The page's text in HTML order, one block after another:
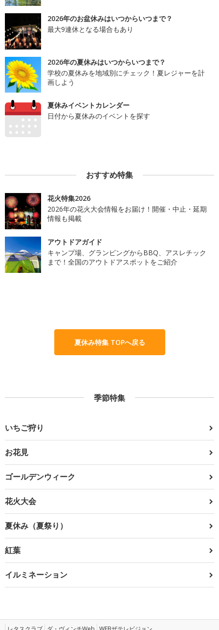
2026年のお盆休みはいつからいつまで？
最大9連休となる場合もあり
2026年の夏休みはいつからいつまで？
学校の夏休みを地域別にチェック！夏レジャーを計
画しよう
夏休みイベントカレンダー
日付から夏休みのイベントを探す
おすすめ特集
花火特集2026
2026年の花火大会情報をお届け！開催・中止・延期
情報も掲載
アウトドアガイド
キャンプ場、グランピングからBBQ、アスレチック
まで！全国のアウトドアスポットをご紹介
夏休み特集 TOPへ戻る
季節特集
いちご狩り
お花見
ゴールデンウィーク
花火大会
夏休み（夏祭り）
紅葉
イルミネーション